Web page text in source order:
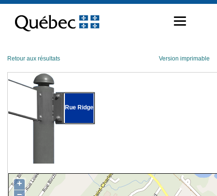
contenu
Retour aux résultats Version imprimable
Rue Ridge
+